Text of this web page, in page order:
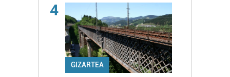
4
GIZARTEA